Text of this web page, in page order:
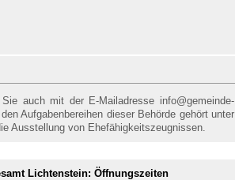
auch mit der E-Mailadresse info@gemeinde-
Aufgabenbereihen dieser Behörde gehört unter
Ausstellung von Ehefähigkeitszeugnissen.
Lichtenstein: Öffnungszeiten